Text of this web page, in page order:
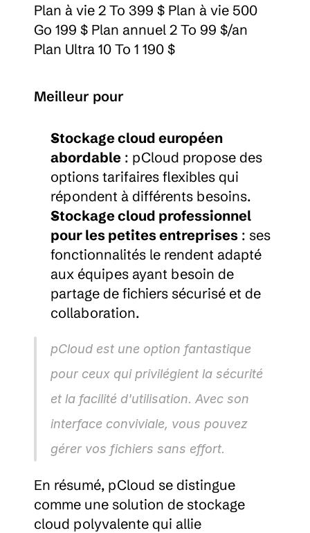
Plan à vie 2 To 399 $ Plan à vie 500
Go 199 $ Plan annuel 2 To 99 $/an
Plan Ultra 10 To 1 190 $
Meilleur pour
Stockage cloud européen
abordable : pCloud propose des
options tarifaires flexibles qui
répondent à différents besoins.
Stockage cloud professionnel
pour les petites entreprises : ses
fonctionnalités le rendent adapté
aux équipes ayant besoin de
partage de fichiers sécurisé et de
collaboration.
pCloud est une option fantastique
pour ceux qui privilégient la sécurité
et la facilité d'utilisation. Avec son
interface conviviale, vous pouvez
gérer vos fichiers sans effort.
En résumé, pCloud se distingue
comme une solution de stockage